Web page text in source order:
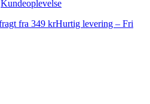
Kundeoplevelse
Hurtig levering – Fri